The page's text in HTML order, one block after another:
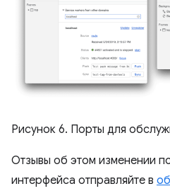
Рисунок 6. Порты для
Отзывы об этом изменении
интерфейса отправляйте в